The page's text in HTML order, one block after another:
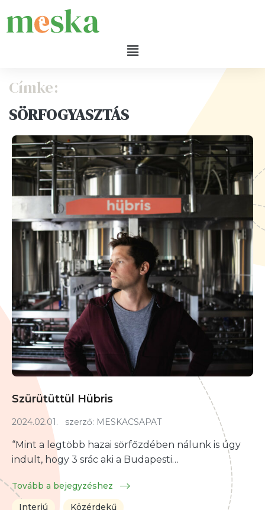
Címke:
SÖRFOGYASZTÁS
Szürütüttül Hübris
2024.02.01. szerző: MESKACSAPAT
“Mint a legtöbb hazai sörfőzdében nálunk is úgy
indult, hogy 3 srác aki a Budapesti…
Tovább a bejegyzéshez
Interjú
Közérdekű